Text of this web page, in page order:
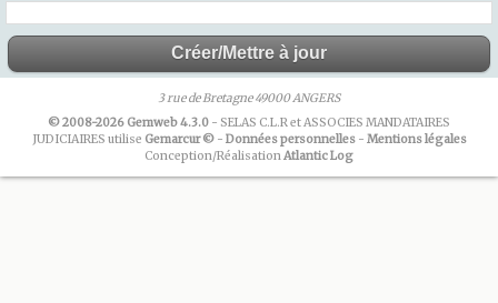
3 rue de Bretagne 49000 ANGERS
© 2008-2026 Gemweb 4.3.0 - SELAS C.L.R et ASSOCIES MANDATAIRES
JUDICIAIRES utilise Gemarcur ©- Données personnelles- Mentions légales
Conception/RéalisationAtlantic Log